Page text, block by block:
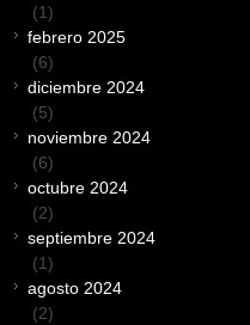
(1)
febrero 2025
(6)
diciembre 2024
(5)
noviembre 2024
(6)
octubre 2024
(2)
septiembre 2024
(1)
agosto 2024
(2)